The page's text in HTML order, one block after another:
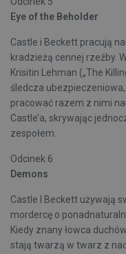
Eye of the Beholder
Castle i Beckett pracują
kradzieżą cennej rzeźby.
Krisitin Lehman („The
śledcza ubezpieczeniowa,
pracować razem z nimi
Castle’a, skrywając
zespołem.
Odcinek 6
Demons
Castle I Beckett używają
mordercę o
Kiedy znany łowca
stają twarzą w twarz z